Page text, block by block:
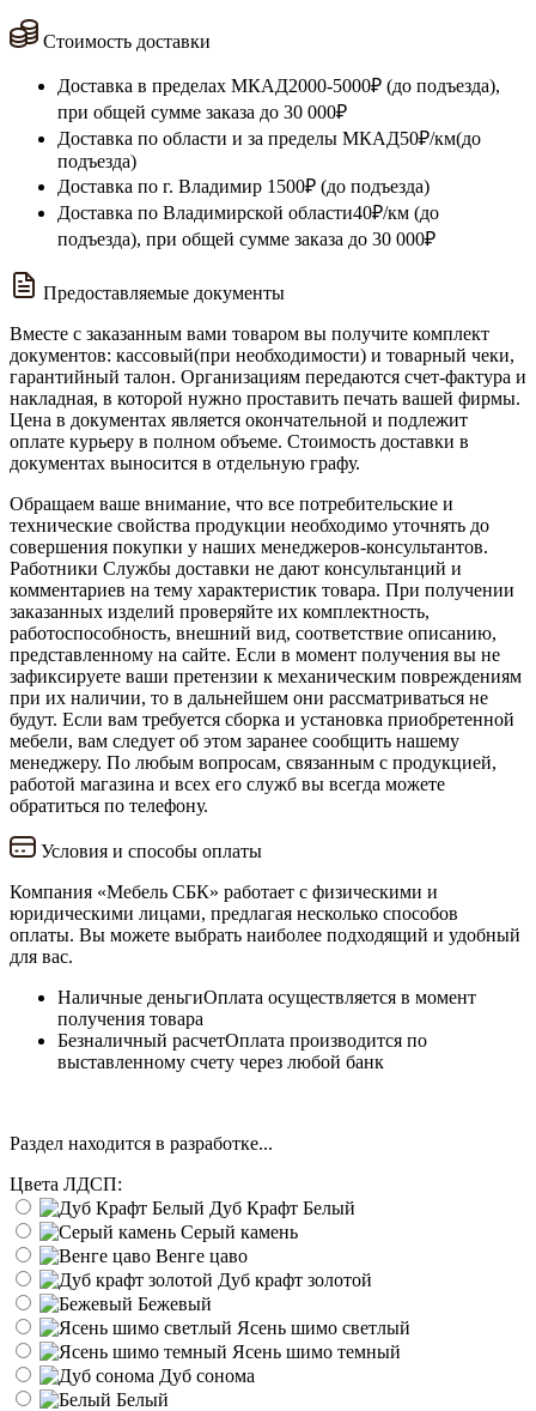
Стоимость доставки
Доставка в пределах МКАД2000-5000₽ (до подъезда),
при общей сумме заказа до 30 000₽
Доставка по области и за пределы МКАД50₽/км(до
подъезда)
Доставка по г. Владимир 1500₽ (до подъезда)
Доставка по Владимирской области40₽/км (до
подъезда), при общей сумме заказа до 30 000₽
Предоставляемые документы
Вместе с заказанным вами товаром вы получите комплект
документов: кассовый(при необходимости) и товарный чеки,
гарантийный талон. Организациям передаются счет-фактура и
накладная, в которой нужно проставить печать вашей фирмы.
Цена в документах является окончательной и подлежит
оплате курьеру в полном объеме. Стоимость доставки в
документах выносится в отдельную графу.
Обращаем ваше внимание, что все потребительские и
технические свойства продукции необходимо уточнять до
совершения покупки у наших менеджеров-консультантов.
Работники Службы доставки не дают консультанций и
комментариев на тему характеристик товара. При получении
заказанных изделий проверяйте их комплектность,
работоспособность, внешний вид, соответствие описанию,
представленному на сайте. Если в момент получения вы не
зафиксируете ваши претензии к механическим повреждениям
при их наличии, то в дальнейшем они рассматриваться не
будут. Если вам требуется сборка и установка приобретенной
мебели, вам следует об этом заранее сообщить нашему
менеджеру. По любым вопросам, связанным с продукцией,
работой магазина и всех его служб вы всегда можете
обратиться по телефону.
Условия и способы оплаты
Компания «Мебель СБК» работает с физическими и
юридическими лицами, предлагая несколько способов
оплаты. Вы можете выбрать наиболее подходящий и удобный
для вас.
Наличные деньгиОплата осуществляется в момент
получения товара
Безналичный расчетОплата производится по
выставленному счету через любой банк
Раздел находится в разработке...
Цвета ЛДСП:
Дуб Крафт Белый
Серый камень
Венге цаво
Дуб крафт золотой
Бежевый
Ясень шимо светлый
Ясень шимо темный
Дуб сонома
Белый